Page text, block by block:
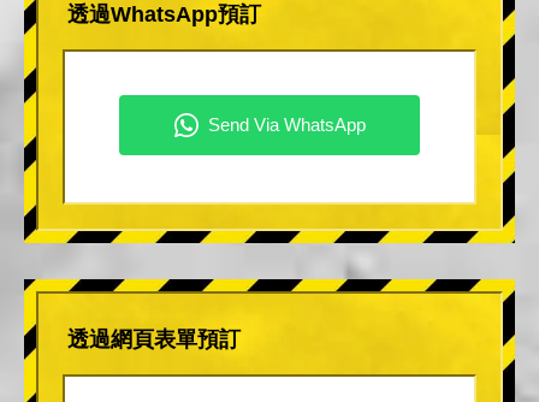
透過WhatsApp預訂
透過網頁表單預訂